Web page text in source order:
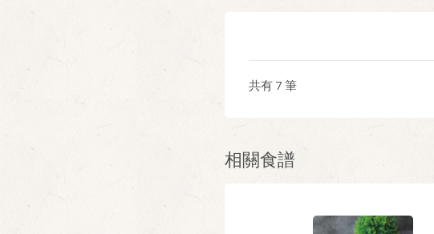
共有 7 筆
相關食譜